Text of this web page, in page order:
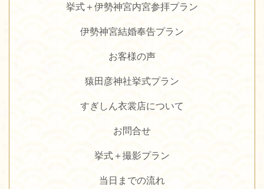
挙式＋伊勢神宮内宮参拝プラン
伊勢神宮結婚奉告プラン
お客様の声
猿田彦神社挙式プラン
すぎしん衣裳店について
お問合せ
挙式＋撮影プラン
当日までの流れ